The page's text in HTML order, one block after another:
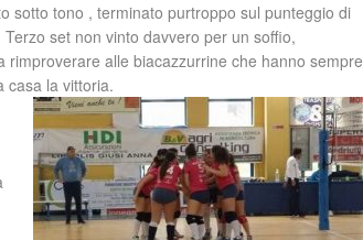
sotto tono , terminato purtroppo sul punteggio di
set non vinto davvero per un soffio,
rimproverare alle biacazzurrine che hanno sempre
casa la vittoria.